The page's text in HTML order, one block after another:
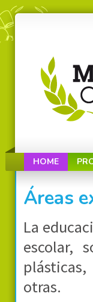
HOME
Áreas
La
escolar,
otras.